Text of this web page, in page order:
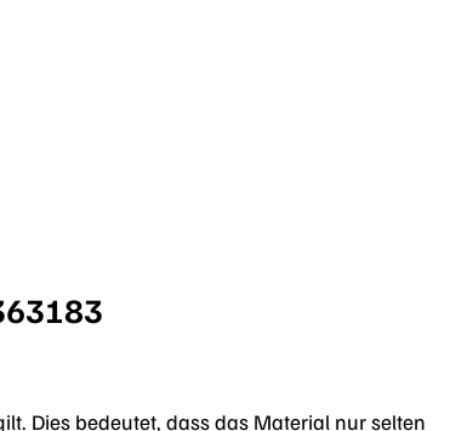
Dies bedeutet, dass das Material nur selten